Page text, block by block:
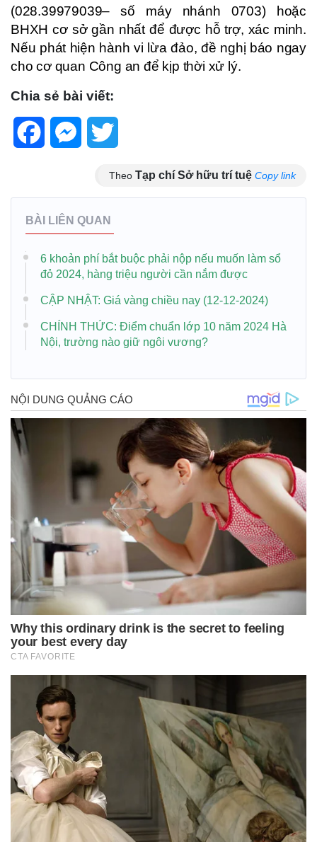
(028.39979039– số máy nhánh 0703) hoặc
BHXH cơ sở gần nhất để được hỗ trợ, xác minh.
Nếu phát hiện hành vi lừa đảo, đề nghị báo ngay
cho cơ quan Công an để kịp thời xử lý.
Chia sẻ bài viết:
FacebookMessenger
Theo Tạp chí Sở hữu trí tuệ Copy link
BÀI LIÊN QUAN
6 khoản phí bắt buộc phải nộp nếu muốn làm sổ
đỏ 2024, hàng triệu người cần nắm được
CẬP NHẬT: Giá vàng chiều nay (12-12-2024)
CHÍNH THỨC: Điểm chuẩn lớp 10 năm 2024 Hà
Nội, trường nào giữ ngôi vương?